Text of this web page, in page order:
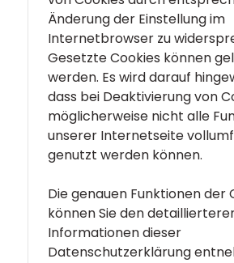
Änderung der Einstellung im
Internetbrowser zu
Gesetzte Cookies können
werden. Es wird darauf
dass bei Deaktivierung von
möglicherweise nicht alle
unserer Internetseite
genutzt werden können.
Die genauen Funktionen der
können Sie den
Informationen dieser
Datenschutzerklärung